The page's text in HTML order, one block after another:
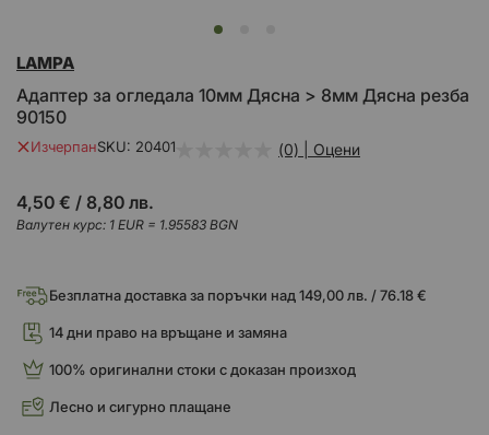
към
на
галерия
със
снимки
Адаптер за огледала 10мм Дясна > 8мм Дясна резба
90150
LAMPA
ИзчерпанSKU 20401 (0) | Оцени
4,50 € / 8,80 лв.
Валутен курс: 1 EUR = 1.95583 BGN
Безплатна доставка за поръчки над 149,00 лв. / 76.18 €
14 дни право на връщане и замяна
100% оригинални стоки с доказан произход
Лесно и сигурно плащане